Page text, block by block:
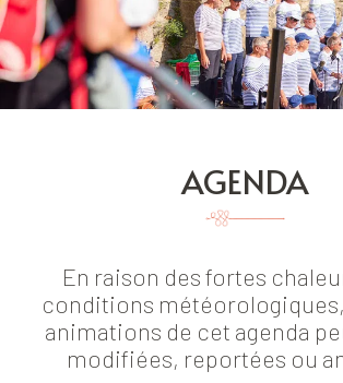
AGENDA
En raison des fortes
conditions
animations de cet agenda
modifiées, reportées ou